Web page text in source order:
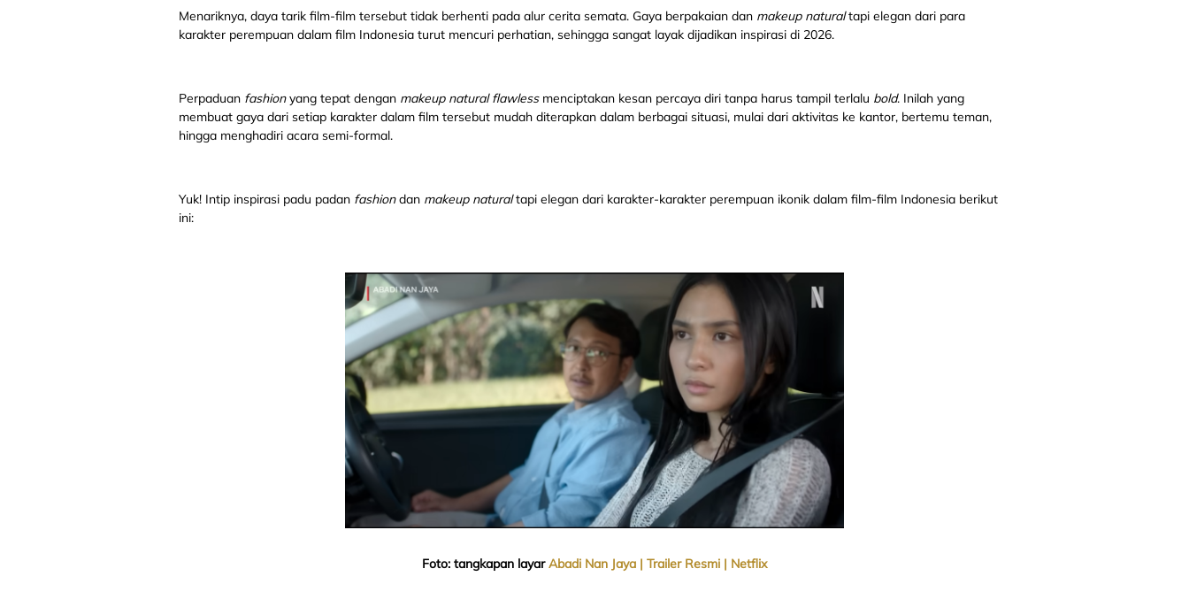
Menariknya, daya tarik film-film tersebut tidak berhenti pada alur cerita semata. Gaya berpakaian dan makeup naturaltapi elegan dari para
karakter perempuan dalam film Indonesia turut mencuri perhatian, sehingga sangat layak dijadikan inspirasi di 2026.
Perpaduan fashionyang tepat dengan makeup natural flawless menciptakan kesan percaya diri tanpa harus tampil terlalu bold. Inilah yang
membuat gaya dari setiap karakter dalam film tersebut mudah diterapkan dalam berbagai situasi, mulai dari aktivitas ke kantor, bertemu teman,
hingga menghadiri acara semi-formal.
Yuk! Intip inspirasi padu padan fashiondan makeup naturaltapi elegan dari karakter-karakter perempuan ikonik dalam film-film Indonesia berikut
ini:
Foto: tangkapan layarAbadi Nan Jaya | Trailer Resmi | Netflix